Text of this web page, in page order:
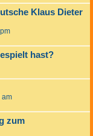
Klaus Dieter
hast?
am
zum